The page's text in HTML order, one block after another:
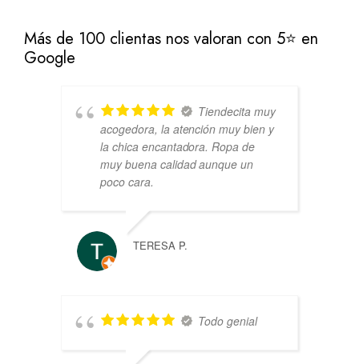
Más de 100 clientas nos valoran con 5⭐ en
Google
Tiendecita muy
acogedora, la atención muy bien y
la chica encantadora. Ropa de
muy buena calidad aunque un
poco cara.
TERESA P.
Todo genial